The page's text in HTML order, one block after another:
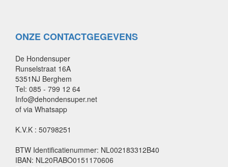
ONZE CONTACTGEGEVENS
De Hondensuper
Runselstraat 16A
5351NJ Berghem
Tel: 085 - 799 12 64
Info@dehondensuper.net
of via Whatsapp
K.V.K : 50798251
BTW Identificatienummer: NL002183312B40
IBAN: NL20RABO0151170606